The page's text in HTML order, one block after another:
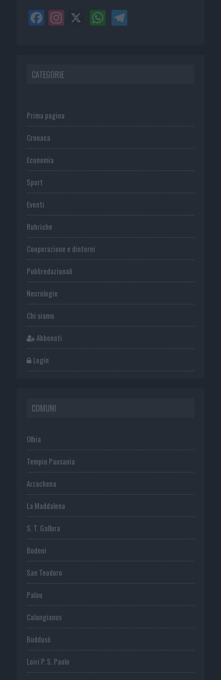
CATEGORIE
Prima pagina
Cronaca
Economia
Sport
Eventi
Rubriche
Cooperazione e dintorni
Publiredazionali
Necrologie
Chi siamo
Abbonati
Login
COMUNI
Olbia
Tempio Pausania
Arzachena
La Maddalena
S. T. Gallura
Budoni
San Teodoro
Palau
Calangianus
Buddusò
Loiri P. S. Paolo